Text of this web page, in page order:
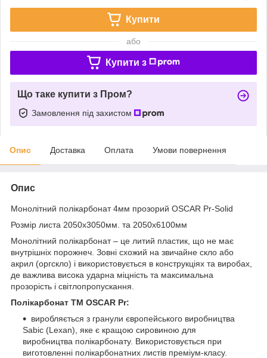
Купити
або
Купити з
Що таке купити з Пром?
Замовлення під захистом
Опис Доставка Оплата Умови повернення
Опис
Монолітний полікарбонат 4мм прозорий OSCAR Pr-Solid
Розмір листа 2050х3050мм. та 2050х6100мм
Монолітний полікарбонат – це литий пластик, що не має
внутрішніх порожнеч. Зовні схожий на звичайне скло або
акрил (оргскло) і використовується в конструкціях та виробах,
де важлива висока ударна міцність та максимальна
прозорість і світлопропускання.
Полікарбонат ТМ OSCAR Pr:
виробляється з гранули європейського виробництва
Sabic (Lexan), яке є кращою сировиною для
виробництва полікарбонату. Використовується при
виготовленні полікарбонатних листів преміум-класу.